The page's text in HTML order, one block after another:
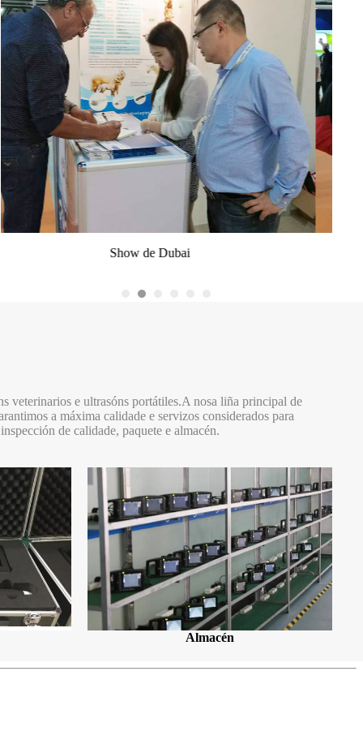
Exposición de Vietnam
Show de Dubai
veterinarios e ultrasóns portátiles.A nosa liña principal de
a máxima calidade e servizos considerados para
de calidade, paquete e almacén.
Almacén